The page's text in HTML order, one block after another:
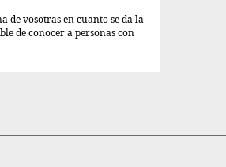
de vosotras en cuanto se da la
de conocer a personas con